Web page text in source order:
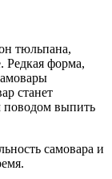
тюльпана,
Редкая форма,
станет
поводом выпить
самовара и